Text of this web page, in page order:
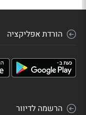
הורדת אפליקציה
הרשמה לדיוור